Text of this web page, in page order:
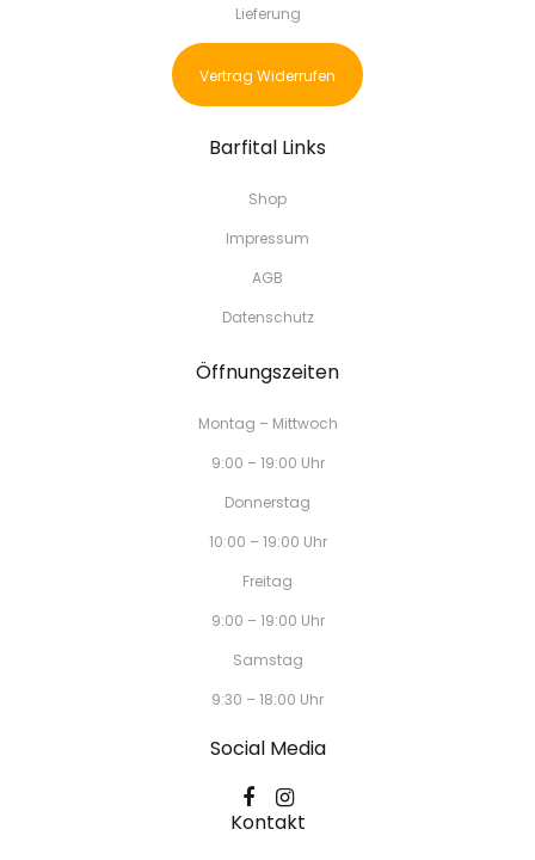
Lieferung
Vertrag Widerrufen
Barfital Links
Shop
Impressum
AGB
Datenschutz
Öffnungszeiten
Montag – Mittwoch
9:00 – 19:00 Uhr
Donnerstag
10:00 – 19:00 Uhr
Freitag
9:00 – 19:00 Uhr
Samstag
9:30 – 18:00 Uhr
Social Media
Kontakt